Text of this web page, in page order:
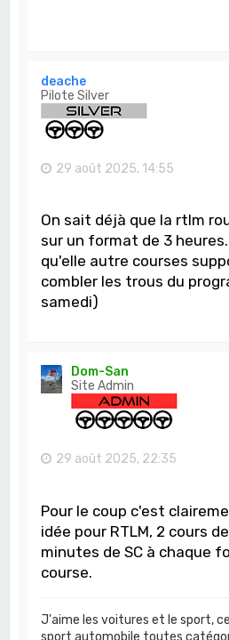
deache
Pilote Silver
29 août 2025, 14:55
On sait déjà que la rtlm
sur un format de 3
qu'elle autre courses
combler les trous du
samedi)
Dom-San
Site Admin
29 août 2025, 22:35
Pour le coup c'est
idée pour RTLM, 2 cours
minutes de SC à chaque
course.
J'aime les voitures et le sport,
sport automobile toutes